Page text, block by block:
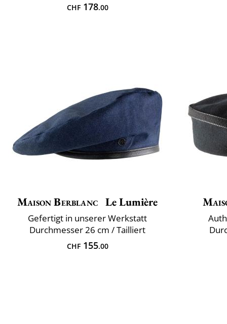
CHF178.00
Maison Berblanc Le Lumière
Gefertigt in unserer Werkstatt
Durchmesser 26 cm / Tailliert
CHF155.00